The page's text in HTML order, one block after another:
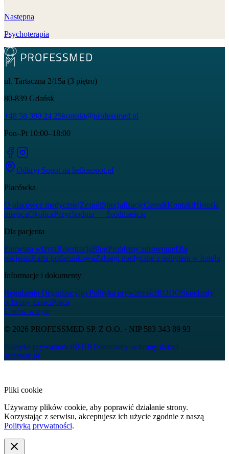
Następna
Psychoterapia
ul. Tartaczna 2/15a (3 piętro)
80-839 Gdańsk
+48 58 380 24 25kontakt@professmed.pl
Pon–Pt 10:00–18:00
Odkryj Sopot na hellosopot.pl
Placówka
O placówce medycznejZespółSpecjalizacjeCennikKontaktHistoria
miejscaOkolicaPrzychodnia — Śródmieście
Dla pacjenta
Pierwsza wizytaRejestracjaBlogProblemy zdrowotneDla
pacjentaKarta podarunkowaZabiegi medyczne z pobytem w hotelu
Informacje i dokumenty
Regulamin OrganizacyjnyPolityka prywatnościRODOStandardy
ochrony dzieciPraca
Umów wizytę
© 2026 PROFESSMED SP. Z O.O. · NIP 583 343 89 93
Polityka prywatnościRODOStandardy ochrony dzieci
szramuk.pl
Pliki cookie
Używamy plików cookie, aby poprawić działanie strony.
Korzystając z serwisu, akceptujesz ich użycie zgodnie z naszą
Polityką prywatności.